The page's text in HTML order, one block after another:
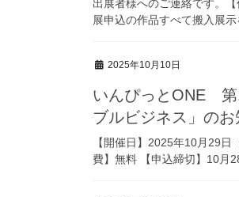
出展者様へのご連絡です。
展申込の作品すべて搬入展
2025年10月10日
いんぴっとONE 第
ブルビジネス」のお
【開催日】2025年10月29
費】無料 【申込締切】10